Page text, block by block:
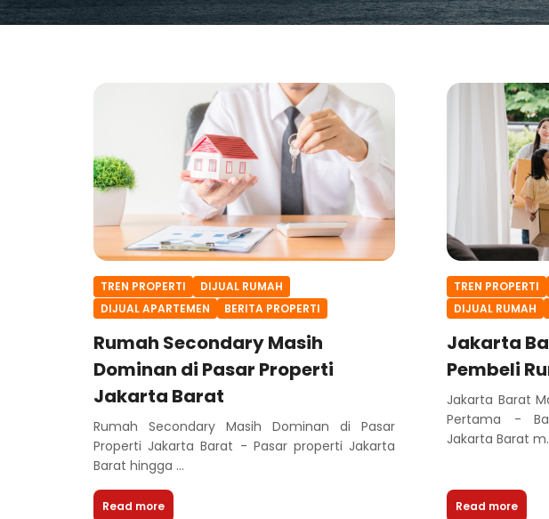
TREN PROPERTI
DIJUAL RUMAH
DIJUAL APARTEMEN
BERITA PROPERTI
Rumah Secondary Masih
Dominan di Pasar Properti
Jakarta Barat
Rumah Secondary Masih Dominan di Pasar
Properti Jakarta Barat - Pasar properti Jakarta
Barat hingga ...
Read more
TREN PROPERTI
DIJUAL RUMAH
Jakarta
Pembeli
Jakarta Barat
Pertama -
Jakarta Barat
Read more